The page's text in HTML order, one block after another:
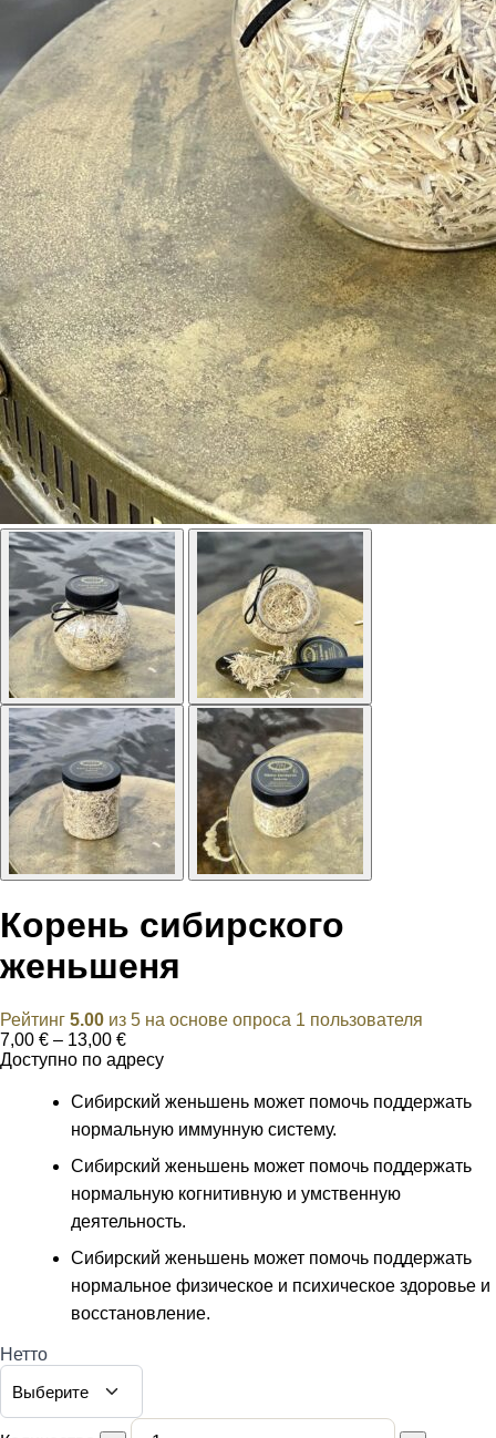
Корень сибирского
женьшеня
Рейтинг 5.00 из 5 на основе опроса 1 пользователя
7,00 € – 13,00 €Диапазон
цен:
–
Доступно по адресу
Сибирский женьшень может помочь поддержать
нормальную иммунную систему.
Сибирский женьшень может помочь поддержать
нормальную когнитивную и умственную
деятельность.
Сибирский женьшень может помочь поддержать
нормальное физическое и психическое здоровье и
восстановление.
Нетто